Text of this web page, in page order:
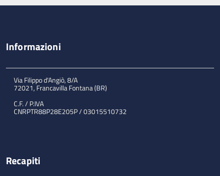
Informazioni
Via Filippo d'Angiò, 8/A
72021, Francavilla Fontana (BR)
C.F. / P.IVA
CNRPTR88P28E205P / 03015510732
Recapiti